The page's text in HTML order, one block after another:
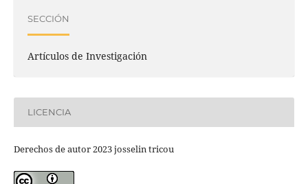
SECCIÓN
Artículos de Investigación
LICENCIA
Derechos de autor 2023 josselin tricou